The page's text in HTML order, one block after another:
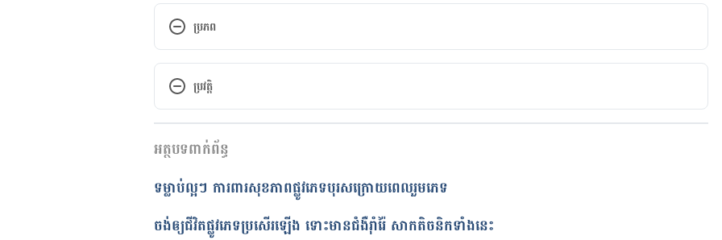
ប្រភព
Hepatitis and Sex: Frequently Asked Questions
https://www.webmd.com/hepatitis/hepatitis-and-sex-frequently-asked-questions#1
Sexual Transmission and Viral Hepatitis
https://www.cdc.gov/hepatitis/populations/stds.htm
Is Hepatitis a Sexually Transmitted Disease?
ប្រវត្តិ
កំណែ​ប្រែបច្ចុប្បន្ន
12/05/2022
Chamnan Amrith
ត្រួតពិនិត្យដោយ វេជ្ជ. ចាន់ ស៊ីណេត
បច្ចុប្បន្នភាពដោយ៖ នាង សុខុមដាលីញ៉ា
អត្ថបទពាក់ព័ន្ធ
ទម្លាប់ល្អៗ ការពារសុខភាពផ្លូវភេទបុរសក្រោយពេលរួមភេទ
ចង់ឲ្យជីវិតផ្លូវភេទប្រសើរឡើង ទោះមានជំងឺរ៉ាំរ៉ៃ សាកតិចនិកទាំងនេះ